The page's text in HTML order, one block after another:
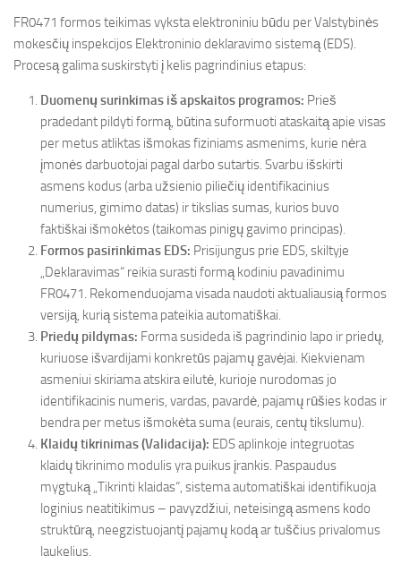
FR0471 formos teikimas vyksta elektroniniu būdu per Valstybinės
mokesčių inspekcijos Elektroninio deklaravimo sistemą (EDS).
Procesą galima suskirstyti į kelis pagrindinius etapus:
Duomenų surinkimas iš apskaitos programos: Prieš
pradedant pildyti formą, būtina suformuoti ataskaitą apie visas
per metus atliktas išmokas fiziniams asmenims, kurie nėra
įmonės darbuotojai pagal darbo sutartis. Svarbu išskirti
asmens kodus (arba užsienio piliečių identifikacinius
numerius, gimimo datas) ir tikslias sumas, kurios buvo
faktiškai išmokėtos (taikomas pinigų gavimo principas).
Formos pasirinkimas EDS: Prisijungus prie EDS, skiltyje
„Deklaravimas“ reikia surasti formą kodiniu pavadinimu
FR0471. Rekomenduojama visada naudoti aktualiausią formos
versiją, kurią sistema pateikia automatiškai.
Priedų pildymas: Forma susideda iš pagrindinio lapo ir priedų,
kuriuose išvardijami konkretūs pajamų gavėjai. Kiekvienam
asmeniui skiriama atskira eilutė, kurioje nurodomas jo
identifikacinis numeris, vardas, pavardė, pajamų rūšies kodas ir
bendra per metus išmokėta suma (eurais, centų tikslumu).
Klaidų tikrinimas (Validacija): EDS aplinkoje integruotas
klaidų tikrinimo modulis yra puikus įrankis. Paspaudus
mygtuką „Tikrinti klaidas“, sistema automatiškai identifikuoja
loginius neatitikimus – pavyzdžiui, neteisingą asmens kodo
struktūrą, neegzistuojantį pajamų kodą ar tuščius privalomus
laukelius.